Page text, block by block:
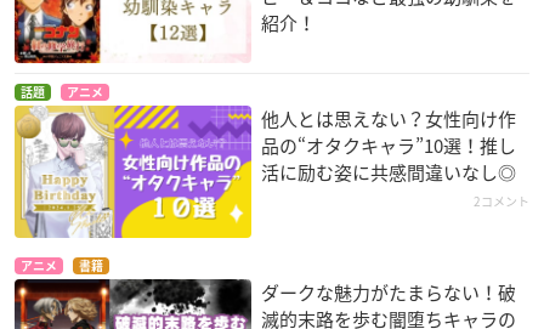
紹介！
話題 アニメ
他人とは思えない？女性向け作
品の“オタクキャラ”10選！推し
活に励む姿に共感間違いなし◎
2コメント
アニメ 書籍
ダークな魅力がたまらない！破
滅的末路を歩む闇堕ちキャラの